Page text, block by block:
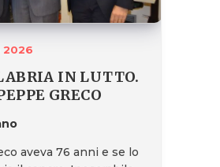
2026
IN LUTTO.
GRECO
aveva 76 anni e se lo